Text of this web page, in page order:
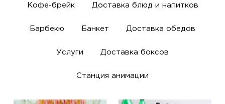
Кофе-брейк Доставка блюд и напитков
Барбекю Банкет Доставка обедов
Услуги Доставка боксов
Станция анимации